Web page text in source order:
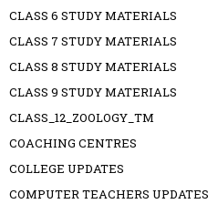
CLASS 6 STUDY MATERIALS
CLASS 7 STUDY MATERIALS
CLASS 8 STUDY MATERIALS
CLASS 9 STUDY MATERIALS
CLASS_12_ZOOLOGY_TM
COACHING CENTRES
COLLEGE UPDATES
COMPUTER TEACHERS UPDATES